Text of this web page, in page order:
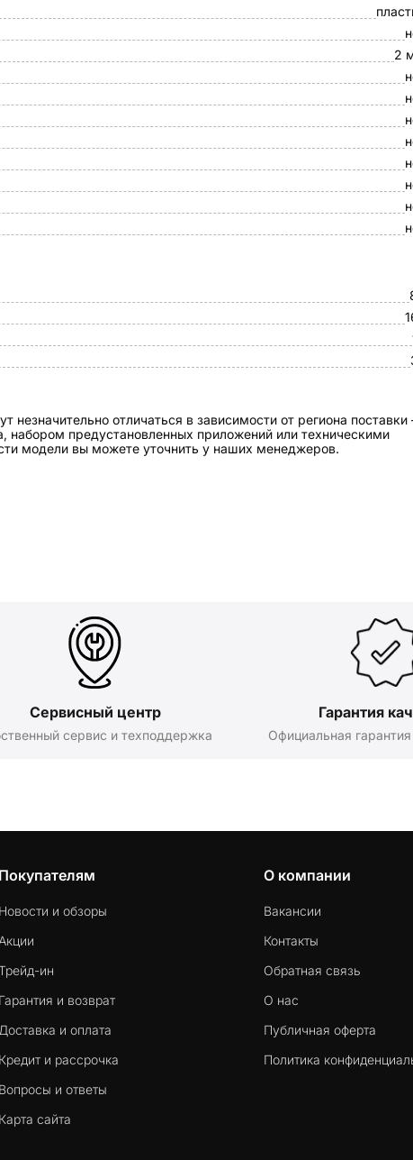
2
отличаться в зависимости от региона
набором предустановленных приложений или техническими
модели вы можете уточнить у наших менеджеров.
Сервисный центр
сервис и техподдержка
Гарантия
Официальная
Покупателям
Новости и обзоры
Акции
ин
Гарантия и возврат
Доставка и оплата
Кредит и рассрочка
Вопросы и ответы
Карта сайта
О компании
Вакансии
Контакты
Обратная связь
О нас
Публичная оферта
Политика